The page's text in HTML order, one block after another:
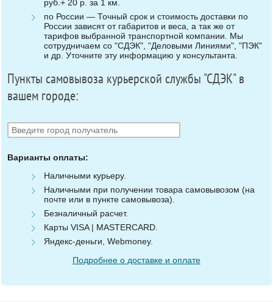
руб.+ 20 р. за 1 км.
по России — Точный срок и стоимость доставки по
России зависят от габаритов и веса, а так же от
тарифов выбранной транспортной компании. Мы
сотрудничаем со "СДЭК", "Деловыми Линиями", "ПЭК"
и др. Уточните эту информацию у консультанта.
Пункты самовывоза курьерской службы "СДЭК" в
вашем городе:
Варианты оплаты:
Наличными курьеру.
Наличными при получении товара самовывозом (на
почте или в пункте самовывоза).
Безналичный расчет.
Карты VISA | MASTERCARD.
Яндекс-деньги, Webmoney.
Подробнее о доставке и оплате